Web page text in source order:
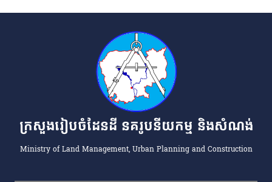
ក្រសួងរៀបចំដែនដី នគរូបនីយកម្ម និងសំណង់
Ministry of Land Management, Urban Planning and Construction